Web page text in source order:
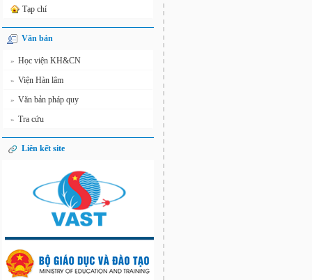
Tạp chí
Văn bản
» Học viện KH&CN
» Viện Hàn lâm
» Văn bản pháp quy
» Tra cứu
Liên kết site